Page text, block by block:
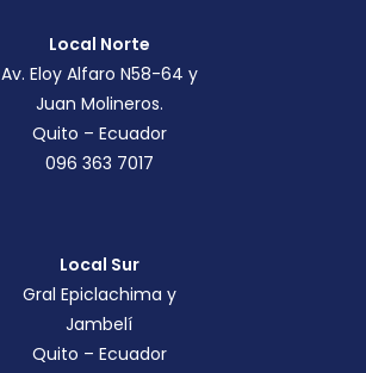
Local Norte
Av. Eloy Alfaro N58-64 y
Juan Molineros.
Quito – Ecuador
096 363 7017
Local Sur
Gral Epiclachima y
Jambelí
Quito – Ecuador